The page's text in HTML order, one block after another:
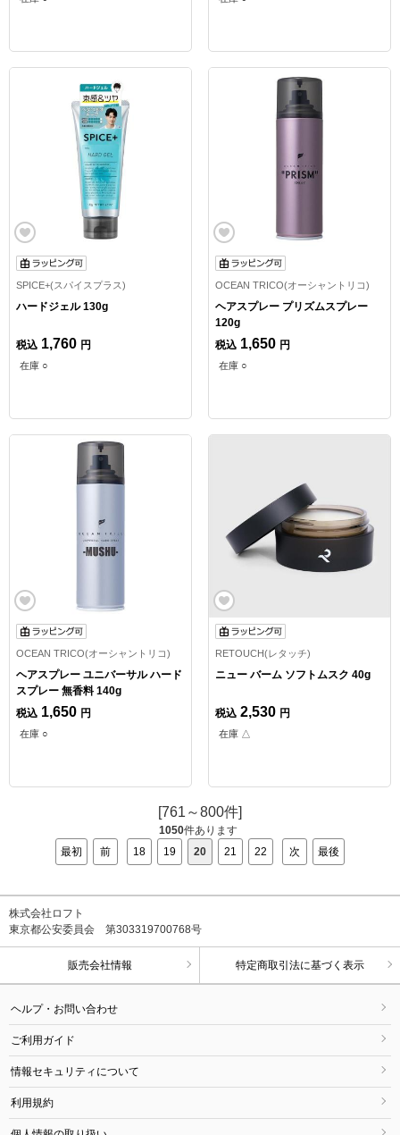
SPICE+(スパイスプラス)
ハードジェル 130g
税込 1,760 円
在庫 ○
OCEAN TRICO(オーシャントリコ)
ヘアスプレー プリズムスプレー
120g
税込 1,650 円
在庫 ○
OCEAN TRICO(オーシャントリコ)
ヘアスプレー ユニバーサル ハード
スプレー 無香料 140g
税込 1,650 円
在庫 ○
RETOUCH(レタッチ)
ニュー バーム ソフトムスク 40g
税込 2,530 円
在庫 △
[761～800件]
1050件あります
最初
前 18 19 20 21 22 次 最後
株式会社ロフト
東京都公安委員会 第303319700768号
販売会社情報 特定商取引法に基づく表示
ヘルプ・お問い合わせ
ご利用ガイド
情報セキュリティについて
利用規約